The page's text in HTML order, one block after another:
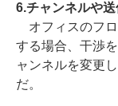
6.チャンネルや
オフィスのフロ
する場合、干渉
ャンネルを変更
だ。